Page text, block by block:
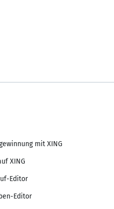
mit XING
XING
Editor
Editor